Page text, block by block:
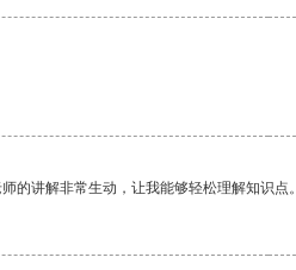
的讲解非常生动，让我能够轻松理解知识点。